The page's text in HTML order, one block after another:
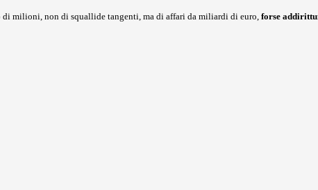
milioni, non di squallide tangenti, ma di affari da miliardi di euro, forse